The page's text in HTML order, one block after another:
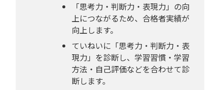
「思考力・判断力・表現力」の向
上につながるため、合格者実績が
向上します。
ていねいに「思考力・判断力・表
現力」を診断し、学習習慣・学習
方法・自己評価などを合わせて診
断します。